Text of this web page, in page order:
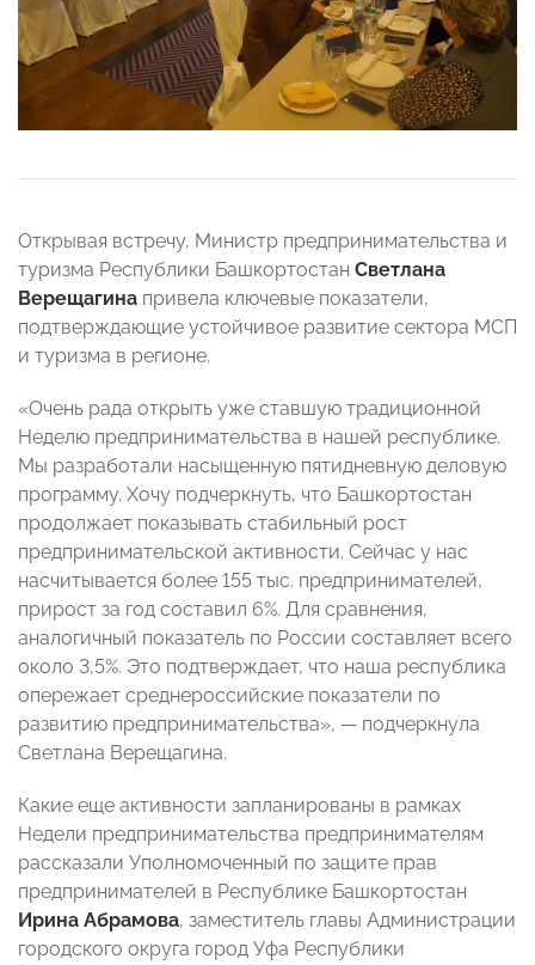
Открывая встречу, Министр предпринимательства и
туризма Республики Башкортостан Светлана
Верещагина привела ключевые показатели,
подтверждающие устойчивое развитие сектора МСП
и туризма в регионе.
«Очень рада открыть уже ставшую традиционной
Неделю предпринимательства в нашей республике.
Мы разработали насыщенную пятидневную деловую
программу. Хочу подчеркнуть, что Башкортостан
продолжает показывать стабильный рост
предпринимательской активности. Сейчас у нас
насчитывается более 155 тыс. предпринимателей,
прирост за год составил 6%. Для сравнения,
аналогичный показатель по России составляет всего
около 3,5%. Это подтверждает, что наша республика
опережает среднероссийские показатели по
развитию предпринимательства», — подчеркнула
Светлана Верещагина.
Какие еще активности запланированы в рамках
Недели предпринимательства предпринимателям
рассказали Уполномоченный по защите прав
предпринимателей в Республике Башкортостан
Ирина Абрамова, заместитель главы Администрации
городского округа город Уфа Республики